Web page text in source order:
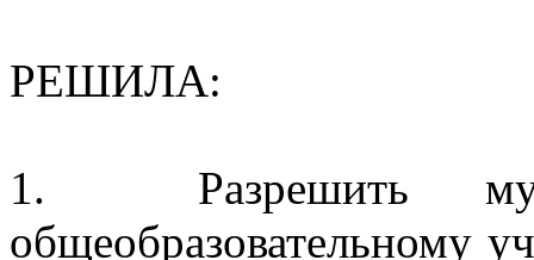
РЕШИЛА:
1. Разрешить
общеобразовательному